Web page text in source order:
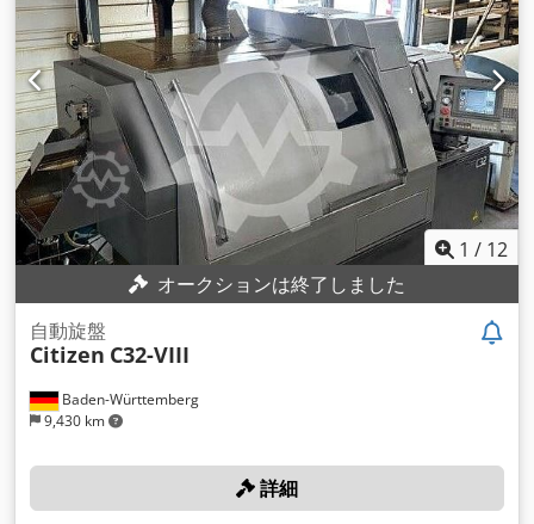
1 / 12
オークションは終了しました
Baden-Württemberg
9,430 km
自動旋盤
Citizen C32-VIII
詳細